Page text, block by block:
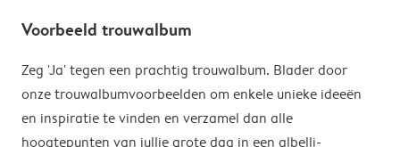
Voorbeeld trouwalbum
Zeg 'Ja' tegen een prachtig trouwalbum. Blader door
onze trouwalbumvoorbeelden om enkele unieke ideeën
en inspiratie te vinden en verzamel dan alle
hoogtepunten van jullie grote dag in een albelli-